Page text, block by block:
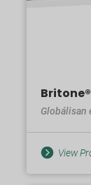
Britone®​
Globálisan
View